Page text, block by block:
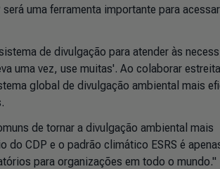
uma ferramenta importante para
de divulgação para atender às
uma vez, use muitas'. Ao colaborar
global de divulgação ambiental mais
de tornar a divulgação ambiental mais
do CDP e o padrão climático ESRS é
para organizações em todo o mundo."